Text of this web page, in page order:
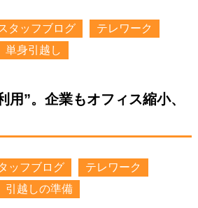
タッフブログ
テレワーク
単身引越し
用”。企業もオフィス縮小、
ッフブログ
テレワーク
引越しの準備